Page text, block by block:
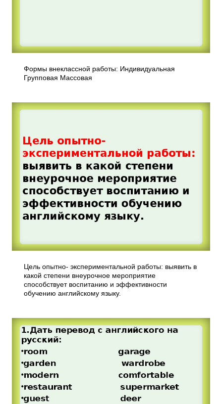
Формы внеклассной работы: Индивидуальная
Групповая Массовая
Цель опытно- экспериментальной работы: выявить в
какой степени внеурочное мероприятие
способствует воспитанию и эффективности
обучению английскому языку.